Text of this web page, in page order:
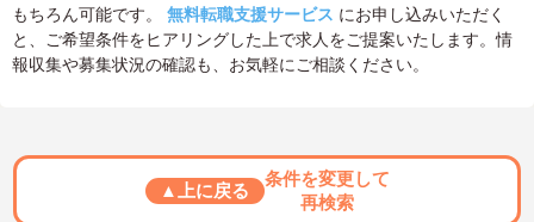
もちろん可能です。 無料転職支援サービス にお申し込みいただく
と、ご希望条件をヒアリングした上で求人をご提案いたします。情
報収集や募集状況の確認も、お気軽にご相談ください。
▲上に戻る
条件を変更して
再検索